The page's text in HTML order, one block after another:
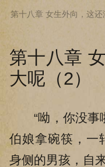
第十八章
大呢（2）
“呦，你没事
伯娘拿碗筷，一
身侧的男孩，自
第十八章 女生外向，这还